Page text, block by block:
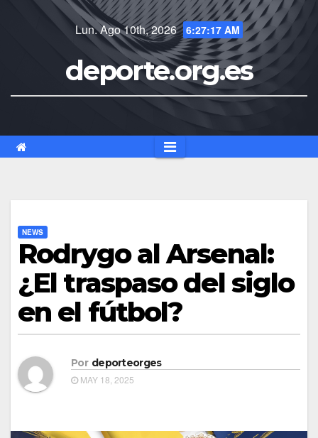
Lun. Ago 10th, 2026 6:27:18 AM
deporte.org.es
NEWS
Rodrygo al Arsenal:
¿El traspaso del siglo
en el fútbol?
Por deporteorges
MAY 18, 2025